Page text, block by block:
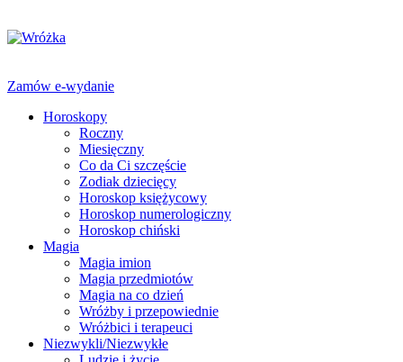
Zamów e-wydanie
Horoskopy
Roczny
Miesięczny
Co da Ci szczęście
Zodiak dziecięcy
Horoskop księżycowy
Horoskop numerologiczny
Horoskop chiński
Magia
Magia imion
Magia przedmiotów
Magia na co dzień
Wróżby i przepowiednie
Wróżbici i terapeuci
Niezwykli/Niezwykłe